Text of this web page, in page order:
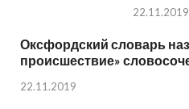
22.11.2019
Оксфордский словарь
происшествие»
22.11.2019